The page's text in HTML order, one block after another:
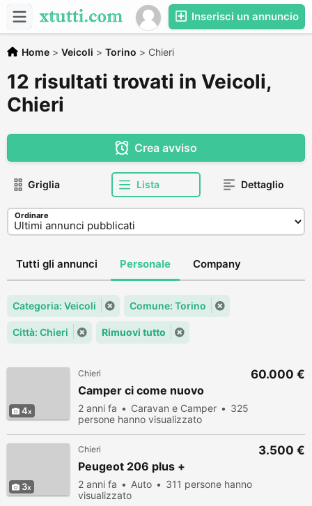
Inserisci un annuncio
Home > Veicoli > Torino > Chieri
12 risultati trovati in Veicoli,
Chieri
Crea avviso
Griglia Lista Dettaglio
Ordinare
Tutti gli annunci Personale Company
Categoria: Veicoli Comune: Torino
Città: Chieri Rimuovi tutto
4
Chieri
Camper ci come nuovo
2 anni fa Caravan e Camper
325
persone hanno visualizzato
60.000 €
3
Chieri
Peugeot 206 plus +
2 anni fa Auto
311 persone hanno
visualizzato
3.500 €